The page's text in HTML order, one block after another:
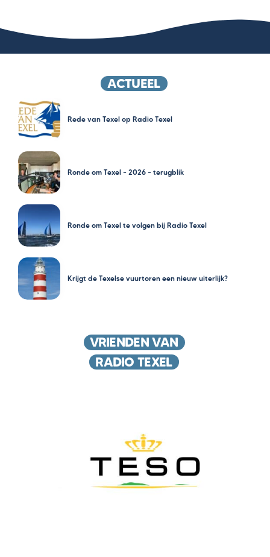
ACTUEEL
Rede van Texel op Radio Texel
Ronde om Texel – 2026 – terugblik
Ronde om Texel te volgen bij Radio Texel
Krijgt de Texelse vuurtoren een nieuw uiterlijk?
VRIENDEN VAN
RADIO TEXEL